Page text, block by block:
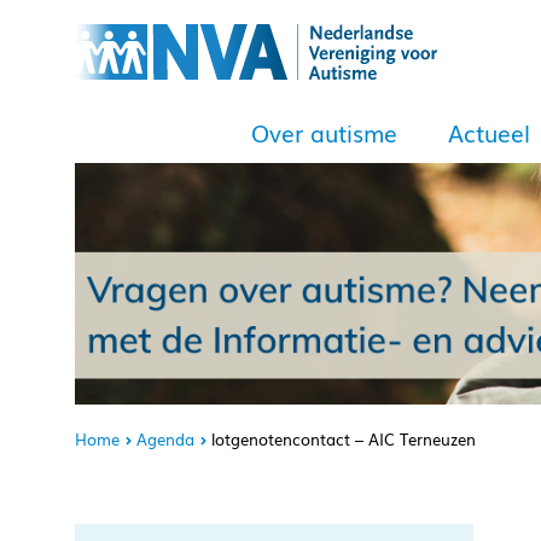
Over autisme Actueel
Home Agenda lotgenotencontact – AIC Terneuzen